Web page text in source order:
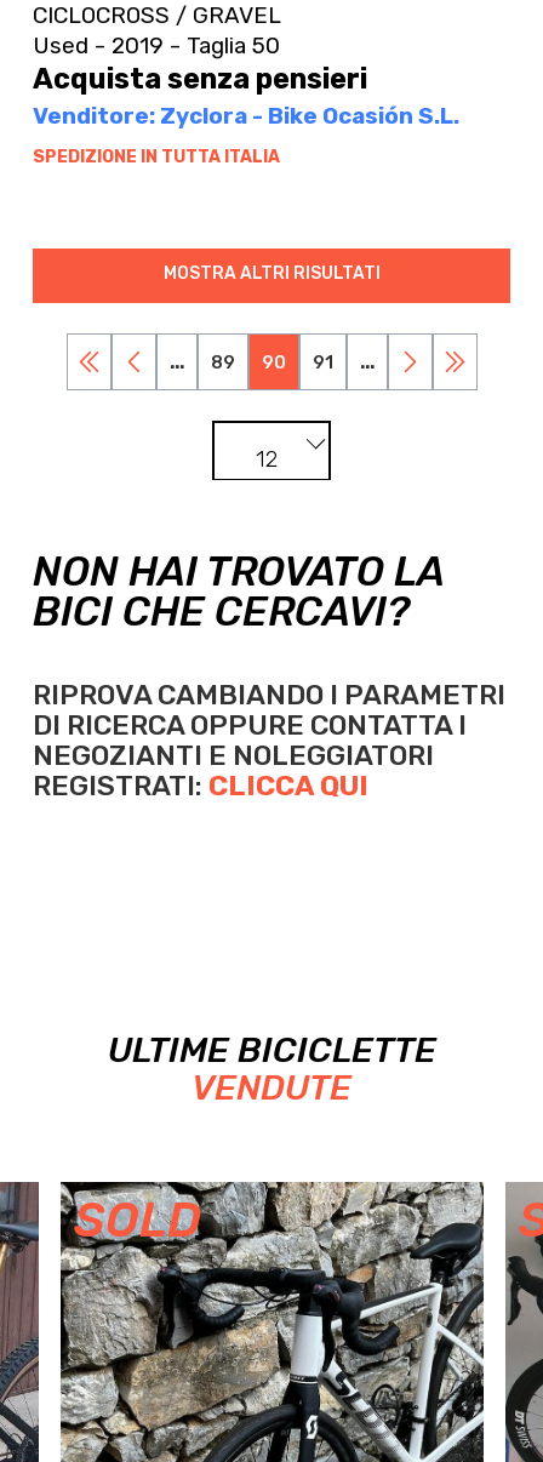
CICLOCROSS / GRAVEL
Used - 2019 - Taglia 50
Acquista senza pensieri
Venditore: Zyclora - Bike Ocasión S.L.
SPEDIZIONE IN TUTTA ITALIA
MOSTRA ALTRI RISULTATI
... 89 90 91 ...
12
NON HAI TROVATO LA
BICI CHE CERCAVI?
RIPROVA CAMBIANDO I PARAMETRI
DI RICERCA OPPURE CONTATTA I
NEGOZIANTI E NOLEGGIATORI
REGISTRATI: CLICCA QUI
ULTIME BICICLETTE
VENDUTE
SOLD